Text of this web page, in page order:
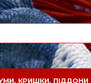
КРИШКИ, ПІДДОНИ